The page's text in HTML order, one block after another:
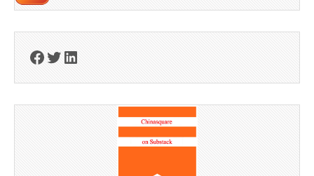
Facebook
Twitter
LinkedIn